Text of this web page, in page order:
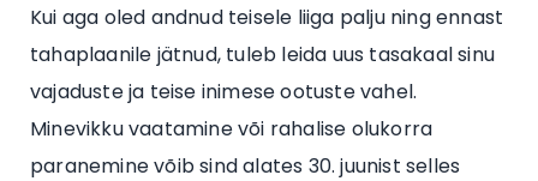
Kui aga oled andnud teisele liiga palju ning ennast
tahaplaanile jätnud, tuleb leida uus tasakaal sinu
vajaduste ja teise inimese ootuste vahel.
Minevikku vaatamine või rahalise olukorra
paranemine võib sind alates 30. juunist selles